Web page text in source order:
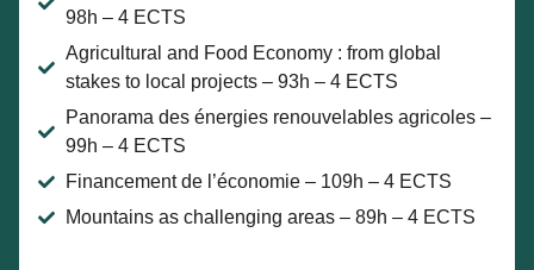
98h – 4 ECTS
Agricultural and Food Economy : from global
stakes to local projects – 93h – 4 ECTS
Panorama des énergies renouvelables agricoles –
99h – 4 ECTS
Financement de l’économie – 109h – 4 ECTS
Mountains as challenging areas – 89h – 4 ECTS